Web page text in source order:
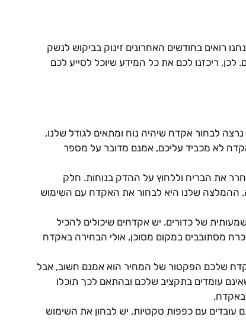
רואים בחודשים האחרונים זינוק בביקוש לנשק
ריכזנו לכם את כל המידע שיוכל לסייע לכם
לבחור אקדח שיהיה נוח ומתאים לגודל שלנו,
לא מכביד עליכם, אמנם מדובר על מספר
את הבריח וללחוץ על ההדק בנוחות. חלק
ההמלצה שלנו היא לבחור את האקדח עם השימוש
של כדורים. יש אקדחים שיכולים להכיל
מסתובבים במקום מסוכן, אולי הבחירה באקדח
שלכם הפקטור של המחיר הוא אמנם חשוב, אבל
עומדים בתקציב שלכם ובהתאם לכך תוכלו
באקדח.
עם כפפות טקטיות, יש לבחון את השימוש